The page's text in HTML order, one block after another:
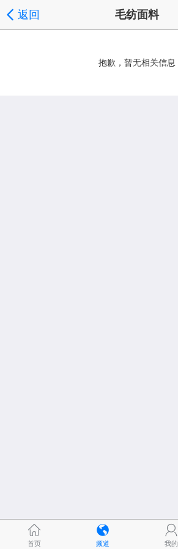
返回 毛纺面料
抱歉，暂无相关信息
首页 频道 我的